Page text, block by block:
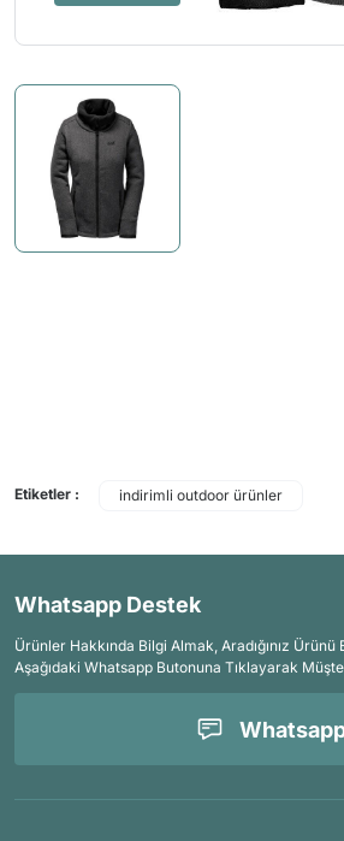
Etiketler : indirimli outdoor ürünler
Whatsapp Destek
Ürünler Hakkında Bilgi Almak, Aradığınız
Aşağıdaki Whatsapp Butonuna Tıklayarak